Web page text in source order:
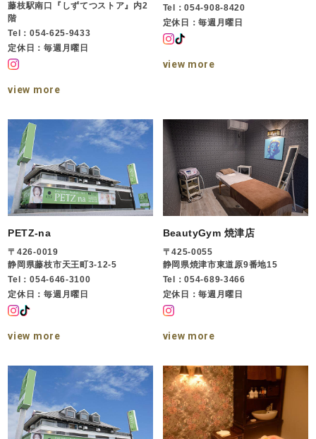
藤枝駅南口『しずてつストア』内2
階
Tel：054-625-9433
定休日：毎週月曜日
view more
Tel：054-908-8420
定休日：毎週月曜日
view more
PETZ-na
〒426-0019
静岡県藤枝市天王町3-12-5
Tel：054-646-3100
定休日：毎週月曜日
view more
BeautyGym 焼津店
〒425-0055
静岡県焼津市東道原9番地15
Tel：054-689-3466
定休日：毎週月曜日
view more